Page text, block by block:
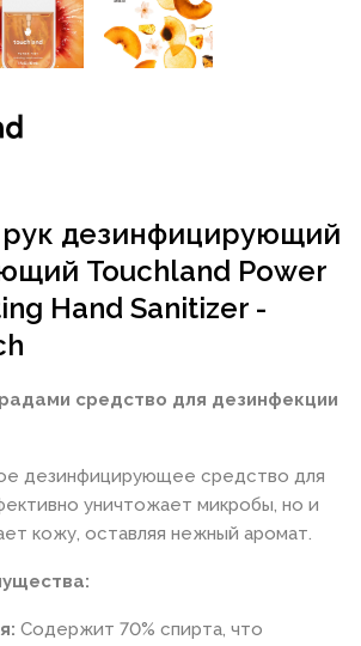
дезинфицирующий
Touchland Power
Hand Sanitizer -
средство для дезинфекции
дезинфицирующее средство для
уничтожает микробы, но и
кожу, оставляя нежный аромат.
Содержит 70% спирта, что